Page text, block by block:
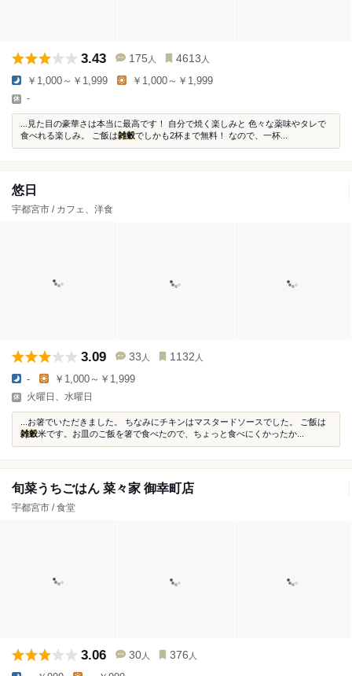
3.43 175 人 4613 人
￥1,000～￥1,999 ￥1,000～￥1,999
-
...見た目の豪華さは本当に最高です！ 自分で焼く楽しみと 色々な薬味やタレで
食べれる楽しみ。 ご飯は雑穀でしかも2杯まで無料！ なので、一杯...
悠日
宇都宮市 / カフェ、洋食
3.09 33 人 1132 人
- ￥1,000～￥1,999
火曜日、水曜日
...お箸でいただきました。 ちなみにチキンはマスタードソースでした。 ご飯は
雑穀米です。お皿のご飯を箸で食べたので、ちょっと食べにくかったか...
旬菜うちごはん 菜々家 御幸町店
宇都宮市 / 食堂
3.06 30 人 376 人